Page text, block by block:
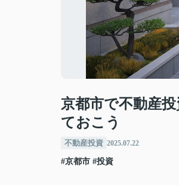
京都市で不動産
ておこう
不動産投資 2025.07.22
#京都市 #投資